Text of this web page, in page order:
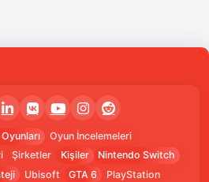
Oyun İncelemeleri
Şirketler Kişiler
Nintendo Switch
Ubisoft GTA 6 PlayStation